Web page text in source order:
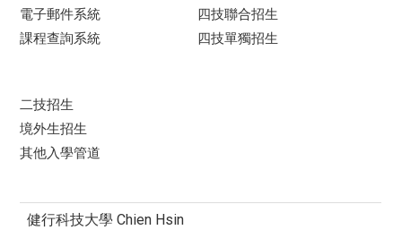
電子郵件系統
課程查詢系統
四技聯合招生
四技單獨招生
二技招生
境外生招生
其他入學管道
健行科技大學 Chien Hsin